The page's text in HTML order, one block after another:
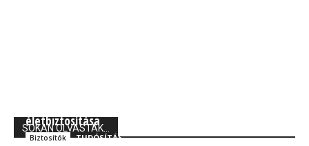
SOKAN OLVASTÁK...
életbiztosítása
Biztosítók TUDÓSÍTÁS